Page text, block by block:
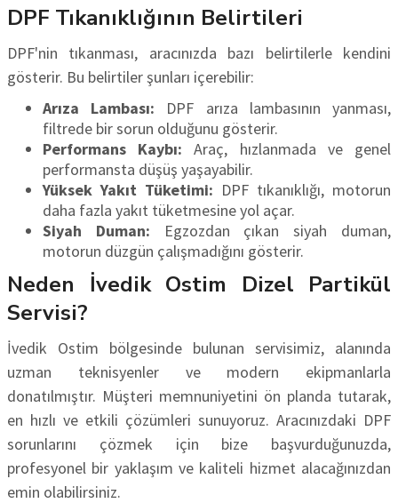
DPF Tıkanıklığının Belirtileri
DPF'nin tıkanması, aracınızda bazı belirtilerle kendini
gösterir. Bu belirtiler şunları içerebilir:
Arıza Lambası: DPF arıza lambasının yanması,
filtrede bir sorun olduğunu gösterir.
Performans Kaybı: Araç, hızlanmada ve genel
performansta düşüş yaşayabilir.
Yüksek Yakıt Tüketimi: DPF tıkanıklığı, motorun
daha fazla yakıt tüketmesine yol açar.
Siyah Duman: Egzozdan çıkan siyah duman,
motorun düzgün çalışmadığını gösterir.
Neden İvedik Ostim Dizel Partikül
Servisi?
İvedik Ostim bölgesinde bulunan servisimiz, alanında
uzman teknisyenler ve modern ekipmanlarla
donatılmıştır. Müşteri memnuniyetini ön planda tutarak,
en hızlı ve etkili çözümleri sunuyoruz. Aracınızdaki DPF
sorunlarını çözmek için bize başvurduğunuzda,
profesyonel bir yaklaşım ve kaliteli hizmet alacağınızdan
emin olabilirsiniz.